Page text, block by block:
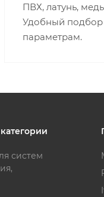
ПВХ, латунь,
Удобный подбор
параметрам.
систем